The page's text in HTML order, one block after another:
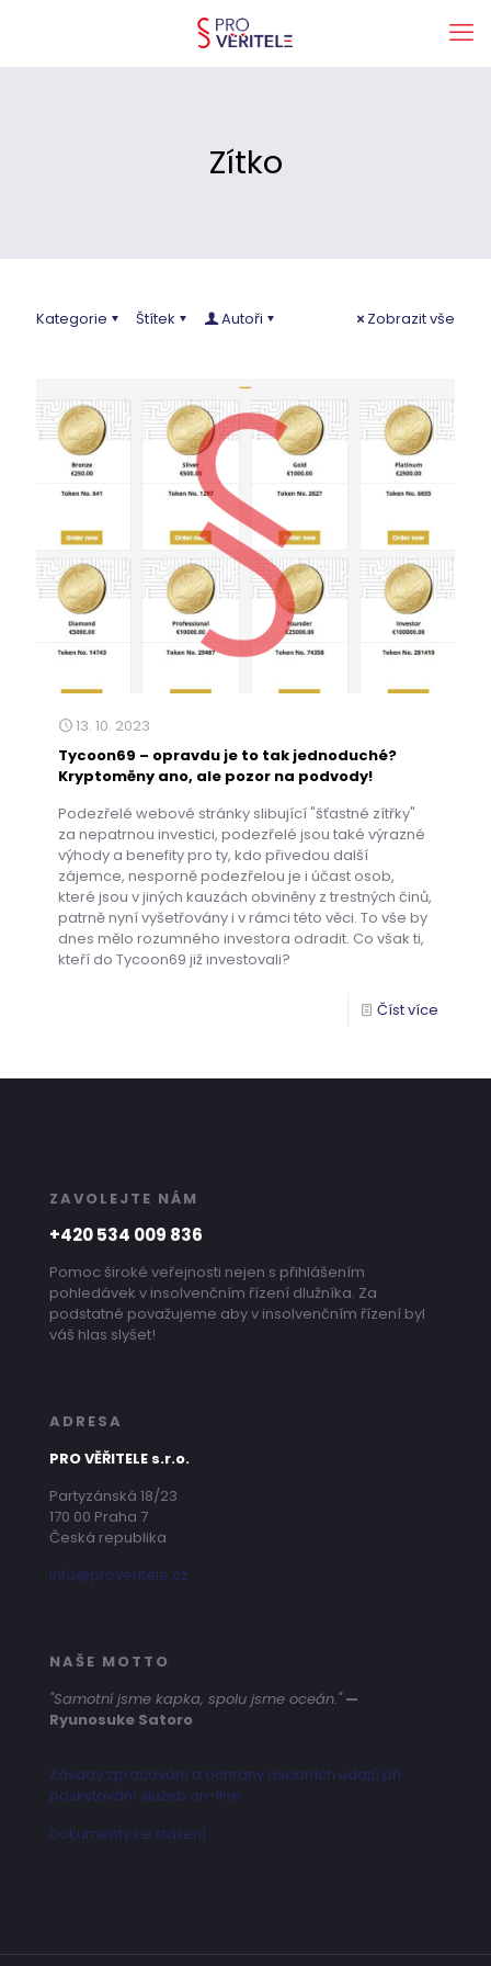
Zítko
Kategorie Štítek Autoři Zobrazit vše
13. 10. 2023
Tycoon69 – opravdu je to tak jednoduché?
Kryptoměny ano, ale pozor na podvody!
Podezřelé webové stránky slibující "šťastné zítřky"
za nepatrnou investici, podezřelé jsou také výrazné
výhody a benefity pro ty, kdo přivedou další
zájemce, nesporně podezřelou je i účast osob,
které jsou v jiných kauzách obviněny z trestných činů,
patrně nyní vyšetřovány i v rámci této věci. To vše by
dnes mělo rozumného investora odradit. Co však ti,
kteří do Tycoon69 již investovali?
Číst více
ZAVOLEJTE NÁM
+420 534 009 836
Pomoc široké veřejnosti nejen s přihlášením
pohledávek v insolvenčním řízení dlužníka. Za
podstatné považujeme aby v insolvenčním řízení byl
váš hlas slyšet!
ADRESA
PRO VĚŘITELE s.r.o.
Partyzánská 18/23
170 00 Praha 7
Česká republika
info@proveritele.cz
NAŠE MOTTO
"Samotní jsme kapka, spolu jsme oceán." —
Ryunosuke Satoro
Zásady zpracování a ochrany osobních údajů při
poskytování služeb on-line
Dokumenty ke stažení